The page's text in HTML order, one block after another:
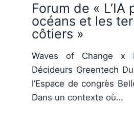
Forum de « L’IA
océans et les
côtiers »
Waves of Change x
Décideurs Greentech
l’Espace de congrès
Dans un contexte où…